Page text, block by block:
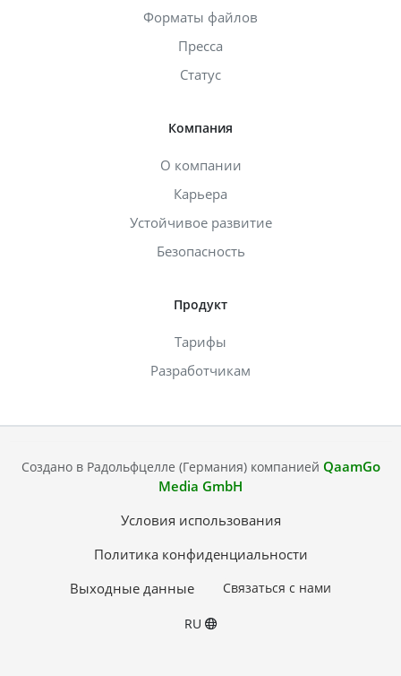
Форматы файлов
Пресса
Статус
Компания
О компании
Карьера
Устойчивое развитие
Безопасность
Продукт
Тарифы
Разработчикам
Создано в Радольфцелле (Германия) компанией QaamGo
Media GmbH
Условия использования
Политика конфиденциальности
Выходные данные
Связаться с нами
RU